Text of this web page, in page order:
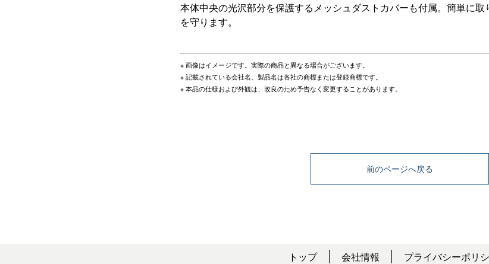
本体中央の光沢部分を保護するメッシュダストカバーも付属。簡単に
を守ります。
※ 画像はイメージです。実際の商品と異なる場合がございます。
※ 記載されている会社名、製品名は各社の商標または登録商標です。
※ 本品の仕様および外観は、改良のため予告なく変更することがあります。
前のページへ戻る
トップ 会社情報 プライバシーポリ